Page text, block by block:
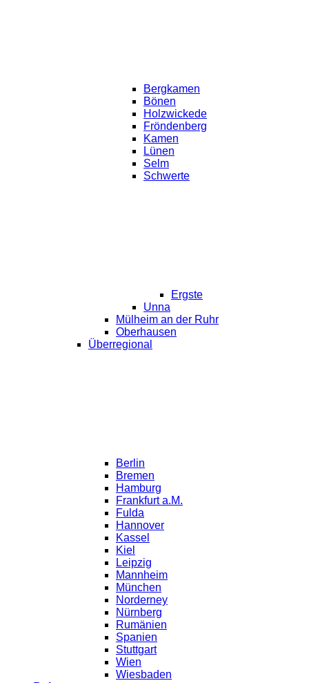
Bergkamen
Bönen
Holzwickede
Fröndenberg
Kamen
Lünen
Selm
Schwerte
Ergste
Unna
Mülheim an der Ruhr
Oberhausen
Überregional
Berlin
Bremen
Hamburg
Frankfurt a.M.
Fulda
Hannover
Kassel
Kiel
Leipzig
Mannheim
München
Norderney
Nürnberg
Rumänien
Spanien
Stuttgart
Wien
Wiesbaden